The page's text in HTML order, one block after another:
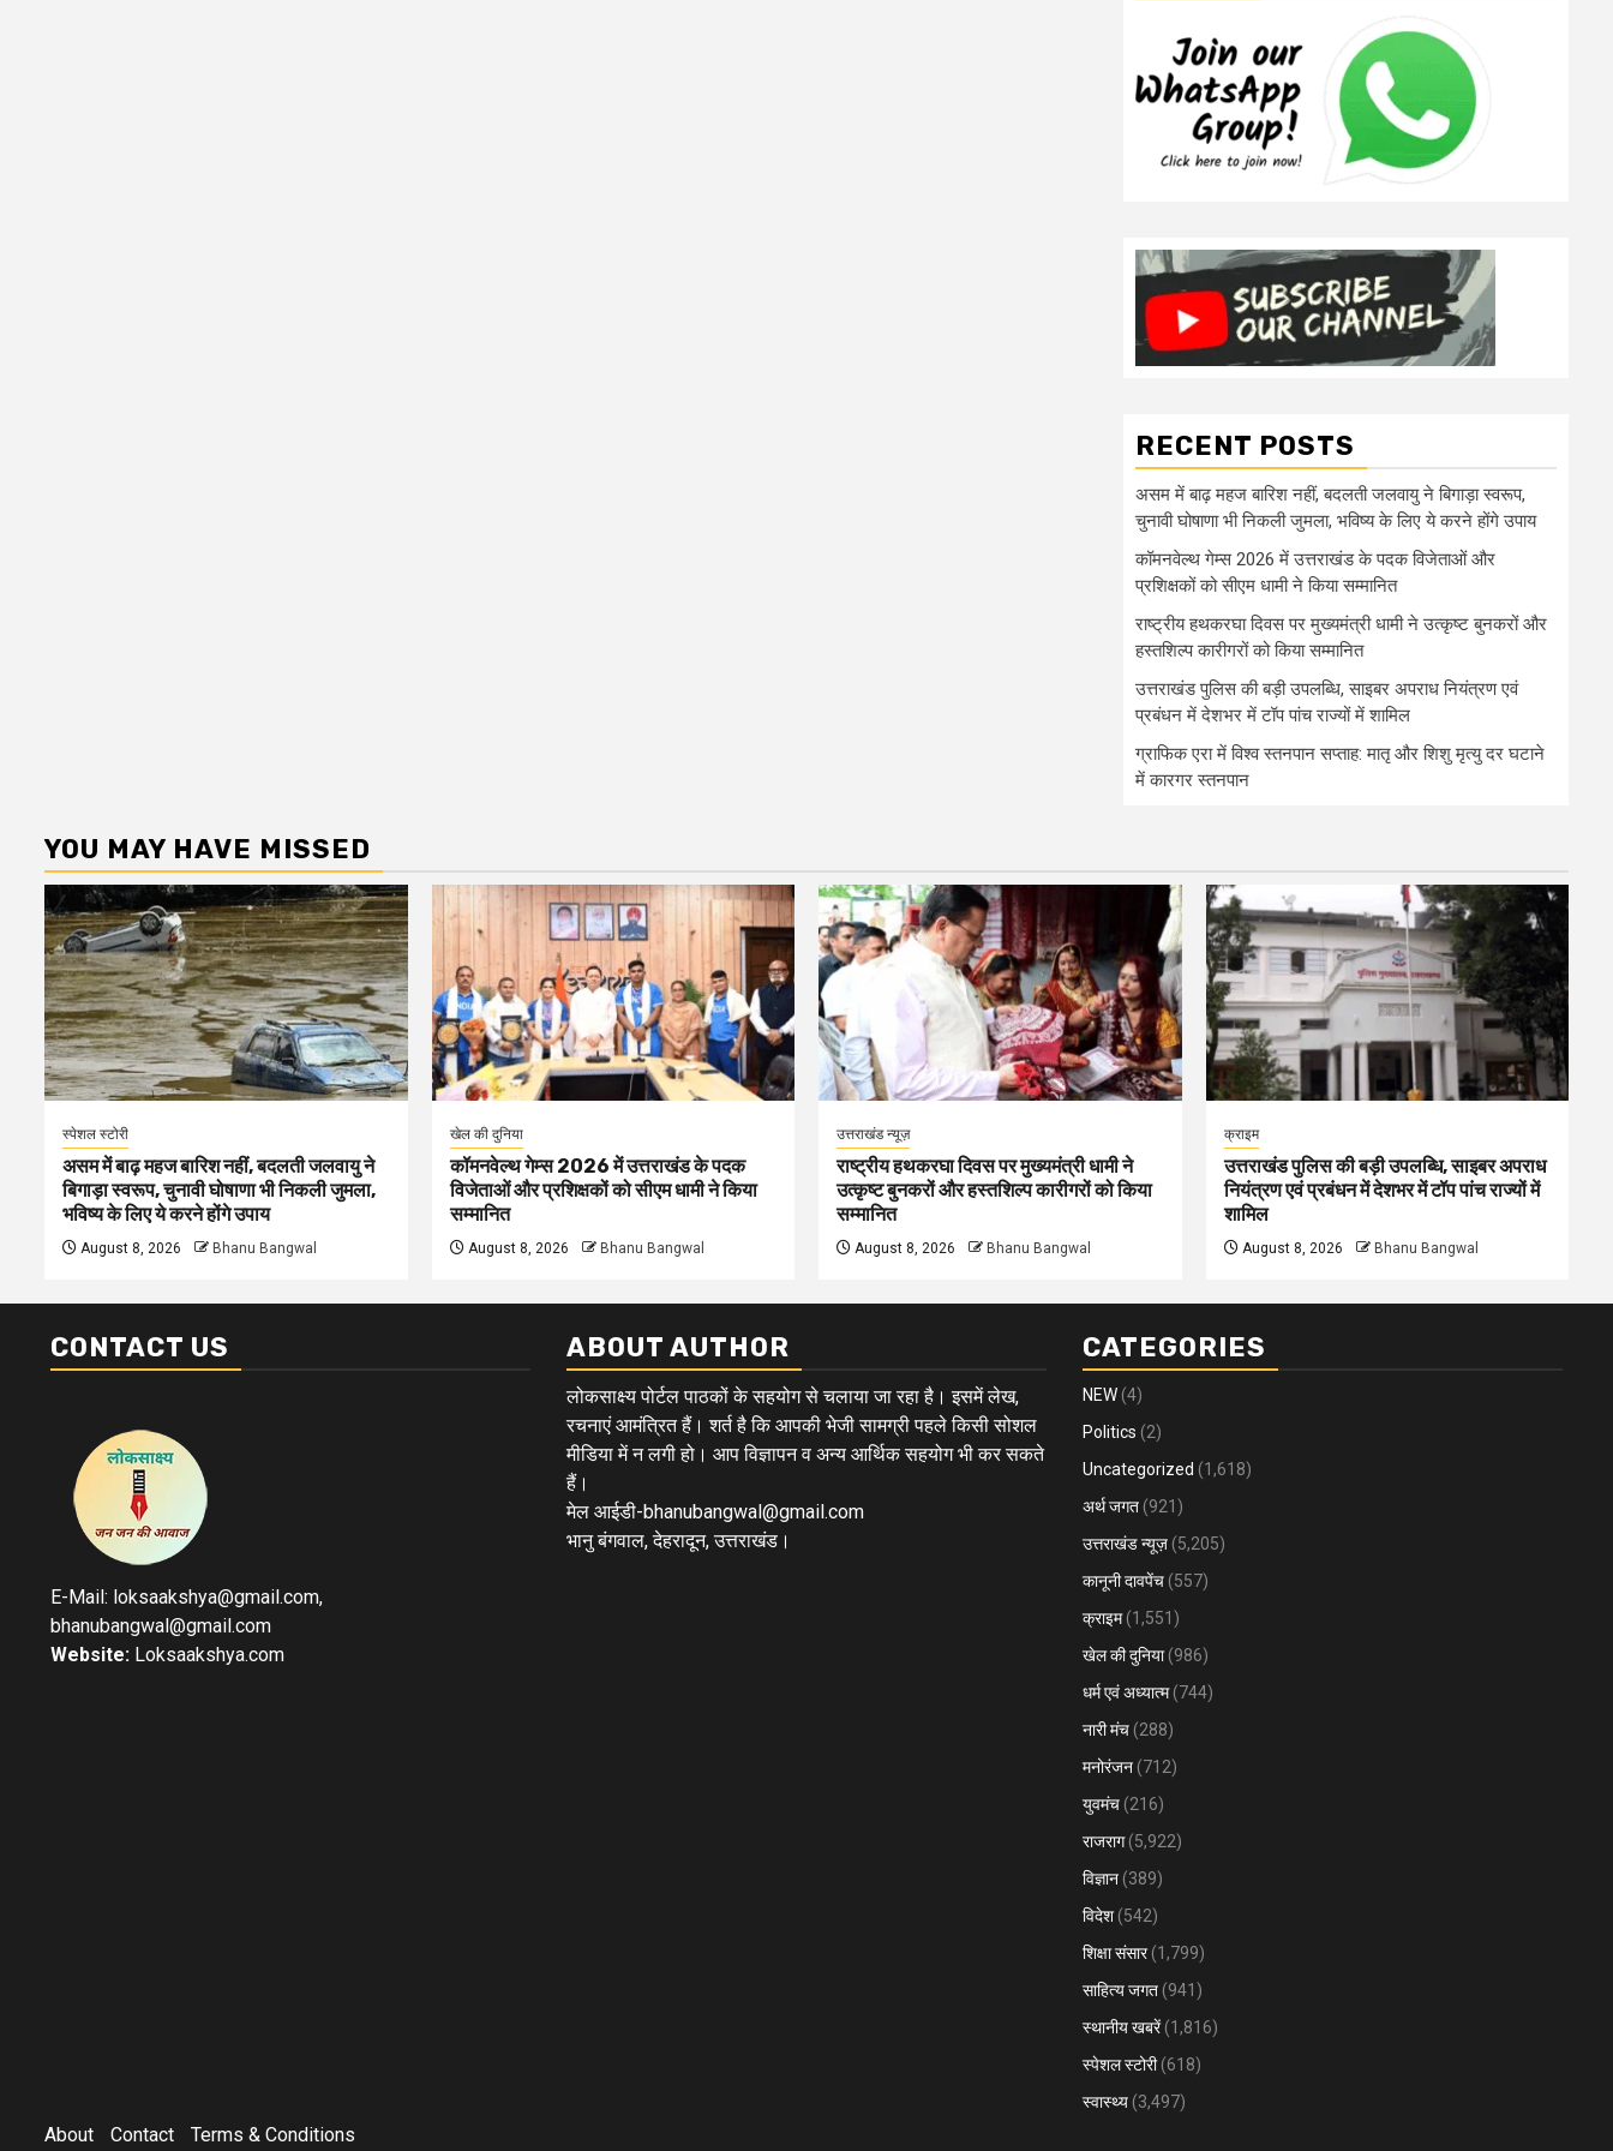
RECENT POSTS
असम में बाढ़ महज बारिश नहीं, बदलती जलवायु ने बिगाड़ा स्वरूप,
चुनावी घोषाणा भी निकली जुमला, भविष्य के लिए ये करने होंगे उपाय
कॉमनवेल्थ गेम्स 2026 में उत्तराखंड के पदक विजेताओं और
प्रशिक्षकों को सीएम धामी ने किया सम्मानित
राष्ट्रीय हथकरघा दिवस पर मुख्यमंत्री धामी ने उत्कृष्ट बुनकरों और
हस्तशिल्प कारीगरों को किया सम्मानित
उत्तराखंड पुलिस की बड़ी उपलब्धि, साइबर अपराध नियंत्रण एवं
प्रबंधन में देशभर में टॉप पांच राज्यों में शामिल
ग्राफिक एरा में विश्व स्तनपान सप्ताह: मातृ और शिशु मृत्यु दर घटाने
में कारगर स्तनपान
YOU MAY HAVE MISSED
स्पेशल स्टोरी
असम में बाढ़ महज बारिश नहीं, बदलती जलवायु ने
बिगाड़ा स्वरूप, चुनावी घोषाणा भी निकली जुमला,
भविष्य के लिए ये करने होंगे उपाय
August 8, 2026 Bhanu Bangwal
खेल की दुनिया
कॉमनवेल्थ गेम्स 2026 में उत्तराखंड के पदक
विजेताओं और प्रशिक्षकों को सीएम धामी ने किया
सम्मानित
August 8, 2026 Bhanu Bangwal
उत्तराखंड न्यूज़
राष्ट्रीय हथकरघा दिवस पर मुख्यमंत्री धामी ने
उत्कृष्ट बुनकरों और हस्तशिल्प कारीगरों को किया
सम्मानित
August 8, 2026 Bhanu Bangwal
क्राइम
उत्तराखंड पुलिस की बड़ी उपलब्धि, साइबर अपराध
नियंत्रण एवं प्रबंधन में देशभर में टॉप पांच राज्यों में
शामिल
August 8, 2026 Bhanu Bangwal
CONTACT US
E-Mail: loksaakshya@gmail.com,
bhanubangwal@gmail.com
Website: Loksaakshya.com
ABOUT AUTHOR
लोकसाक्ष्य पोर्टल पाठकों के सहयोग से चलाया जा रहा है। इसमें लेख,
रचनाएं आमंत्रित हैं। शर्त है कि आपकी भेजी सामग्री पहले किसी सोशल
मीडिया में न लगी हो। आप विज्ञापन व अन्य आर्थिक सहयोग भी कर सकते
हैं।
मेल आईडी-bhanubangwal@gmail.com
भानु बंगवाल, देहरादून, उत्तराखंड।
CATEGORIES
NEW (4)
Politics (2)
Uncategorized (1,618)
अर्थ जगत (921)
उत्तराखंड न्यूज़ (5,205)
कानूनी दावपेंच (557)
क्राइम(1,551)
खेल की दुनिया(986)
धर्म एवं अध्यात्म(744)
नारी मंच (288)
मनोरंजन (712)
युवमंच (216)
राजराग(5,922)
विज्ञान (389)
विदेश (542)
शिक्षा संसार(1,799)
साहित्य जगत (941)
स्थानीय खबरें(1,816)
स्पेशल स्टोरी(618)
स्वास्थ्य (3,497)
About Contact Terms & Conditions